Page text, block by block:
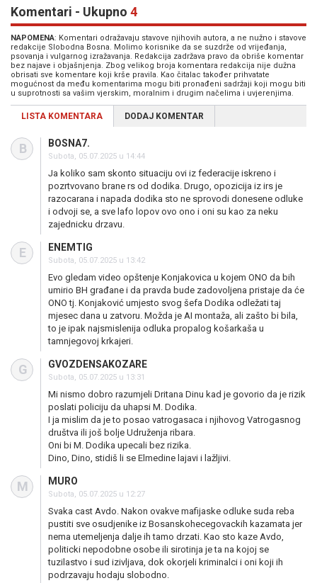
Komentari - Ukupno 4
NAPOMENA: Komentari odražavaju stavove njihovih autora, a ne nužno i stavove
redakcije Slobodna Bosna. Molimo korisnike da se suzdrže od vrijeđanja,
psovanja i vulgarnog izražavanja. Redakcija zadržava pravo da obriše komentar
bez najave i objašnjenja. Zbog velikog broja komentara redakcija nije dužna
obrisati sve komentare koji krše pravila. Kao čitalac također prihvatate
mogućnost da među komentarima mogu biti pronađeni sadržaji koji mogu biti
u suprotnosti sa vašim vjerskim, moralnim i drugim načelima i uvjerenjima.
LISTA KOMENTARA DODAJ KOMENTAR
B BOSNA7.
Subota, 05.07.2025 u 14:44
Ja koliko sam skonto situaciju ovi iz federacije iskreno i
pozrtvovano brane rs od dodika. Drugo, opozicija iz irs je
razocarana i napada dodika sto ne sprovodi donesene odluke
i odvoji se, a sve lafo lopov ovo ono i oni su kao za neku
zajednicku drzavu.
E ENEMTIG
Subota, 05.07.2025 u 13:42
Evo gledam video opštenje Konjakovica u kojem ONO da bih
umirio BH građane i da pravda bude zadovoljena pristaje da će
ONO tj. Konjaković umjesto svog šefa Dodika odležati taj
mjesec dana u zatvoru. Možda je AI montaža, ali zašto bi bila,
to je ipak najsmislenija odluka propalog košarkaša u
tamnjegovoj krkajeri.
G GVOZDENSAKOZARE
Subota, 05.07.2025 u 13:31
Mi nismo dobro razumjeli Dritana Dinu kad je govorio da je rizik
poslati policiju da uhapsi M. Dodika.
I ja mislim da je to posao vatrogasaca i njihovog Vatrogasnog
društva ili još bolje Udruženja ribara.
Oni bi M. Dodika upecali bez rizika.
Dino, Dino, stidiš li se Elmedine lajavi i lažljivi.
M MURO
Subota, 05.07.2025 u 12:27
Svaka cast Avdo. Nakon ovakve mafijaske odluke suda reba
pustiti sve osudjenike iz Bosanskohecegovackih kazamata jer
nema utemeljenja dalje ih tamo drzati. Kao sto kaze Avdo,
politicki nepodobne osobe ili sirotinja je ta na kojoj se
tuzilastvo i sud izivljava, dok okorjeli kriminalci i oni koji ih
podrzavaju hodaju slobodno.